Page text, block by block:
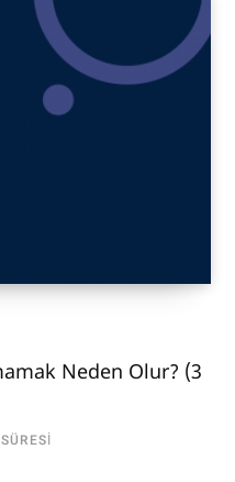
Neden Olur? (3